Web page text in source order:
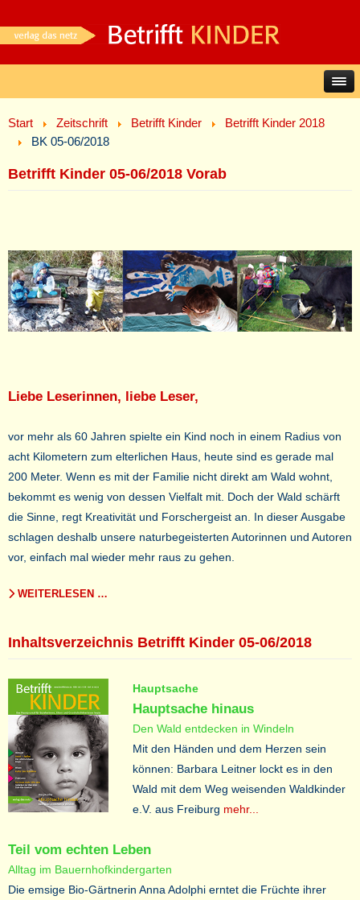
Start Zeitschrift Betrifft Kinder
Betrifft Kinder 2018
BK 05-06/2018
Betrifft Kinder 05-06/2018 Vorab
Liebe Leserinnen, liebe Leser,
vor mehr als 60 Jahren spielte ein Kind noch in einem Radius von
acht Kilometern zum elterlichen Haus, heute sind es gerade mal
200 Meter. Wenn es mit der Familie nicht direkt am Wald wohnt,
bekommt es wenig von dessen Vielfalt mit. Doch der Wald schärft
die Sinne, regt Kreativität und Forschergeist an. In dieser Ausgabe
schlagen deshalb unsere naturbegeisterten Autorinnen und Autoren
vor, einfach mal wieder mehr raus zu gehen.
WEITERLESEN …
Inhaltsverzeichnis Betrifft Kinder 05-06/2018
Hauptsache
Hauptsache hinaus
Den Wald entdecken in Windeln
Mit den Händen und dem Herzen sein
können: Barbara Leitner lockt es in den
Wald mit dem Weg weisenden Waldkinder
e.V. aus Freiburg mehr...
Teil vom echten Leben
Alltag im Bauernhofkindergarten
Die emsige Bio-Gärtnerin Anna Adolphi erntet die Früchte ihrer